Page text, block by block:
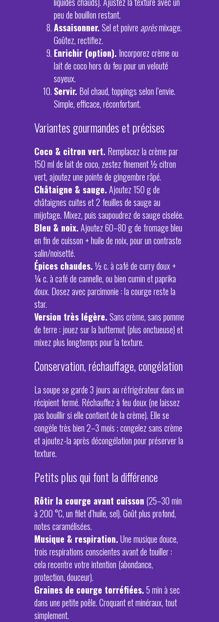
peu de bouillon restant.
Assaisonner.Sel et poivre aprèsmixage.
Goûtez, rectifiez.
Enrichir (option). Incorporez crème ou
lait de coco hors du feu pour un velouté
soyeux.
Servir. Bol chaud, toppings selon l’envie.
Simple, efficace, réconfortant.
Variantes gourmandes et précises
Coco & citron vert. Remplacez la crème par
150 ml de lait de coco, zestez finement ½ citron
vert, ajoutez une pointe de gingembre râpé.
Châtaigne & sauge.Ajoutez 150 g de
châtaignes cuites et 2 feuilles de sauge au
mijotage. Mixez, puis saupoudrez de sauge ciselée.
Bleu & noix.Ajoutez 60–80 g de fromage bleu
en fin de cuisson + huile de noix, pour un contraste
salin/noisetté.
Épices chaudes.½ c. à café de curry doux +
¼ c. à café de cannelle, ou bien cumin et paprika
doux. Dosez avec parcimonie : la courge reste la
star.
Version très légère.Sans crème, sans pomme
de terre : jouez sur la butternut (plus onctueuse) et
mixez plus longtemps pour la texture.
Conservation, réchauffage, congélation
La soupe se garde 3 jours au réfrigérateur dans un
récipient fermé. Réchauffez à feu doux (ne laissez
pas bouillir si elle contient de la crème). Elle se
congèle très bien 2–3 mois ; congelez sans crème
et ajoutez-la après décongélation pour préserver la
texture.
Petits plus qui font la différence
Rôtir la courge avant cuisson (25–30 min
à 200 °C, un filet d’huile, sel). Goût plus profond,
notes caramélisées.
Musique & respiration.Une musique douce,
trois respirations conscientes avant de touiller :
cela recentre votre intention (abondance,
protection, douceur).
Graines de courge torréfiées.5 min à sec
dans une petite poêle. Croquant et minéraux, tout
simplement.